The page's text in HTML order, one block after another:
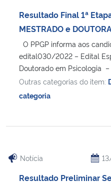
Resultado Final 1ª
MESTRADO e
O PPGP informa aos
edital030/2022 – Edital
Doutorado em Psicologia –
Outras categorias do item:
categoria
Notícia
Resultado Preliminar